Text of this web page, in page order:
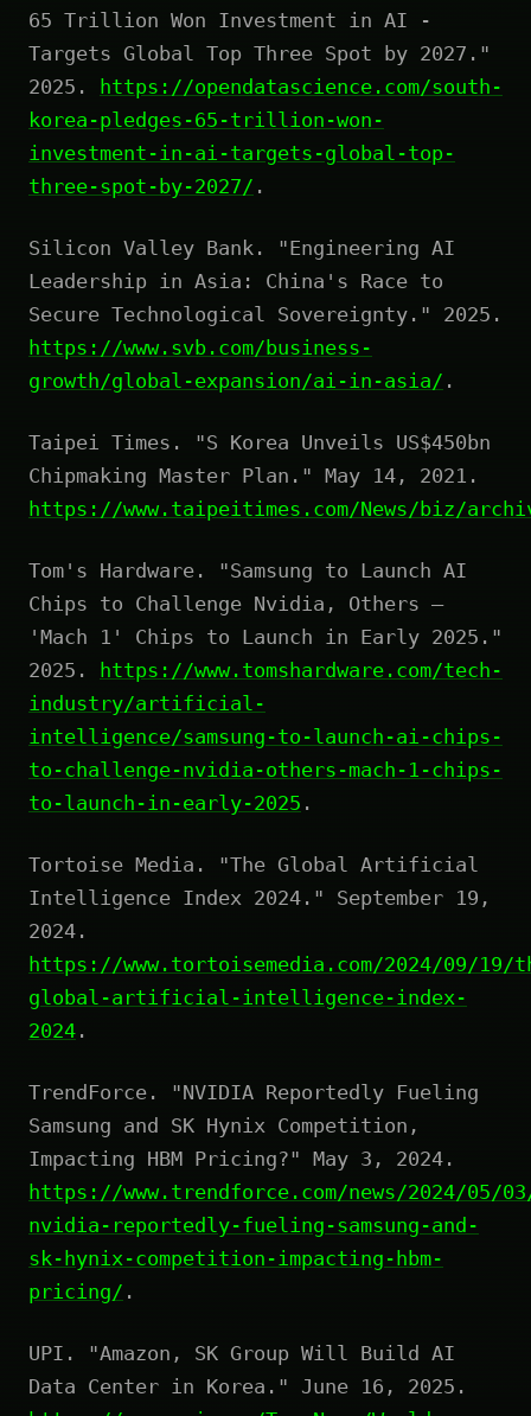
65 Trillion Won Investment in AI -
Targets Global Top Three Spot by 2027."
2025. https://opendatascience.com/south-
korea-pledges-65-trillion-won-
investment-in-ai-targets-global-top-
three-spot-by-2027/ .
Silicon Valley Bank. "Engineering AI
Leadership in Asia: China's Race to
Secure Technological Sovereignty." 2025.
https://www.svb.com/business-
growth/global-expansion/ai-in-asia/ .
Taipei Times. "S Korea Unveils US$450bn
Chipmaking Master Plan." May 14, 2021.
https://www.taipeitimes.com/News/biz/
Tom's Hardware. "Samsung to Launch AI
Chips to Challenge Nvidia, Others —
'Mach 1' Chips to Launch in Early 2025."
2025. https://www.tomshardware.com/tech-
industry/artificial-
intelligence/samsung-to-launch-ai-chips-
to-challenge-nvidia-others-mach-1-chips-
to-launch-in-early-2025 .
Tortoise Media. "The Global Artificial
Intelligence Index 2024." September 19,
2024.
https://www.tortoisemedia.com/2024/09/19/
global-artificial-intelligence-index-
2024 .
TrendForce. "NVIDIA Reportedly Fueling
Samsung and SK Hynix Competition,
Impacting HBM Pricing?" May 3, 2024.
https://www.trendforce.com/news/2024/05/
nvidia-reportedly-fueling-samsung-and-
sk-hynix-competition-impacting-hbm-
pricing/ .
UPI. "Amazon, SK Group Will Build AI
Data Center in Korea." June 16, 2025.